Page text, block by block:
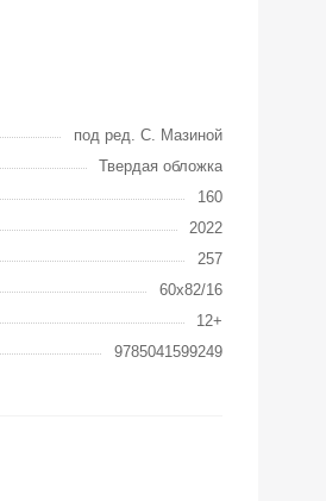
под ред. С. Мазиной
Твердая обложка
160
2022
257
60x82/16
12+
9785041599249